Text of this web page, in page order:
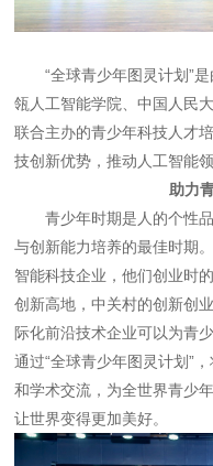
“全球青少年图灵计划”
瓴人工智能学院、中国人民
联合主办的青少年科技人才
技创新优势，推动人工智能
助力
青少年时期是人的个性
与创新能力培养的最佳时期
智能科技企业，他们创业时
创新高地，中关村的创新创
际化前沿技术企业可以为青
通过“全球青少年图灵计划”
和学术交流，为全世界青少
让世界变得更加美好。